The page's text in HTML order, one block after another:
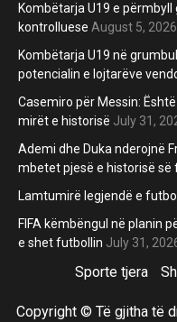
Kombëtarja U19 e
kontrolluese August 5, 2026
Kombëtarja U19 në
potencialin e lojtarëve
Casemiro për Messin:
mirët e historisë July 31,
Ademi dhe Duka nderojnë
mbetet pjesë e historisë së
Lamtumirë legjendë e
FIFA këmbëngul në planin
e shet futbollin July 31,
Sporte tjera
Copyright © Të gjitha të